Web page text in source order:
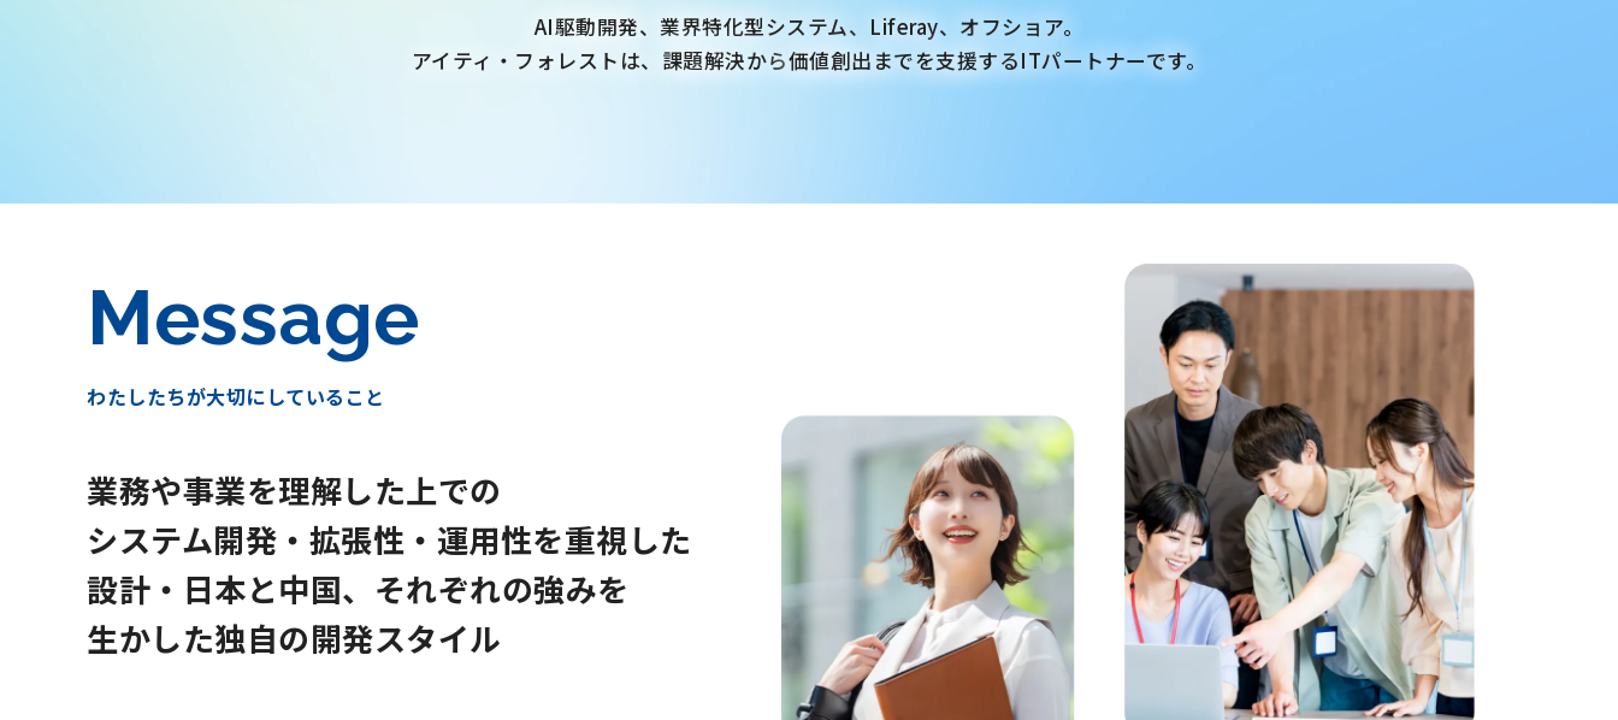
AI駆動開発、業界特化型システム、 Liferay、オフショア。
アイティ・フォレストは、課題解決から価値創出までを支援するITパートナーです。
Message
わたしたちが大切にしていること
業務や事業を理解した上での
システム開発・拡張性・運用性を重視した
設計・日本と中国、それぞれの強みを
生かした独自の開発スタイル